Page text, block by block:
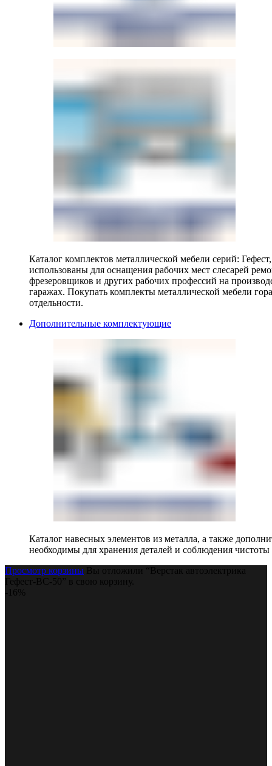
Каталог комплектов металлической мебели серий:
использованы для оснащения рабочих мест слесарей
фрезеровщиков и других рабочих профессий на
гаражах. Покупать комплекты металлической мебели
отдельности.
Дополнительные комплектующие
Каталог навесных элементов из металла, а также
необходимы для хранения деталей и соблюдения чистоты
Просмотр корзины Вы отложили “Верстак автоэлектрика
Гефест-ВС-50” в свою корзину.
-16%